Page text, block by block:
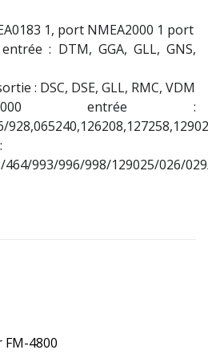
1, port NMEA2000 1 port
: DTM, GGA, GLL, GNS,
: DSC, DSE, GLL, RMC, VDM
entrée :
464/993/996/998/129025/026/
4800